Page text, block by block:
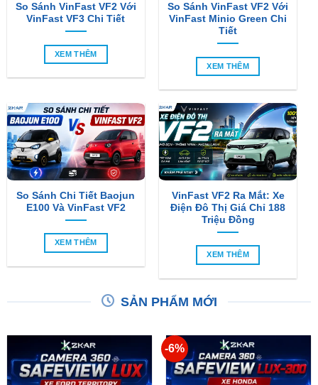
XEM THÊM
XEM THÊM
So Sánh Chi Tiết Baojun
E100 Và VinFast VF2
XEM THÊM
VinFast VF2 Ra Mắt: Xe
Điện Đô Thị Giá Chỉ 188
Triệu Đồng
XEM THÊM
SẢN PHẨM MỚI